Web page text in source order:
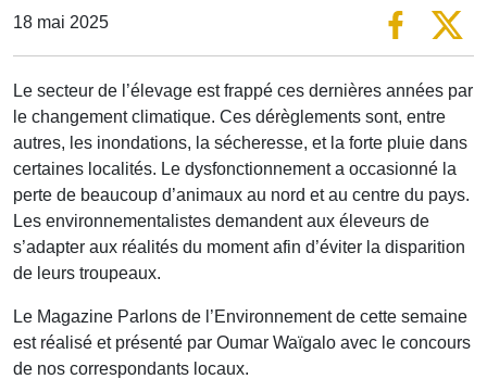
18 mai 2025
Le secteur de l’élevage est frappé ces dernières années par
le changement climatique. Ces dérèglements sont, entre
autres, les inondations, la sécheresse, et la forte pluie dans
certaines localités. Le dysfonctionnement a occasionné la
perte de beaucoup d’animaux au nord et au centre du pays.
Les environnementalistes demandent aux éleveurs de
s’adapter aux réalités du moment afin d’éviter la disparition
de leurs troupeaux.
Le Magazine Parlons de l’Environnement de cette semaine
est réalisé et présenté par Oumar Waïgalo avec le concours
de nos correspondants locaux.